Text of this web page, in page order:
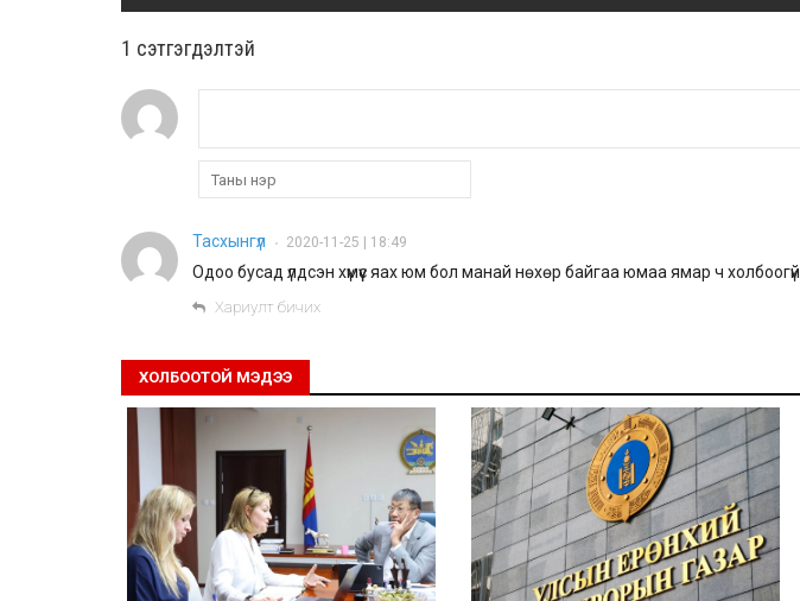
1 сэтгэгдэлтэй
Тасхынгүл • 2020-11-25 | 18:49
Одоо бусад үлдсэн хүмүүс яах юм бол манай нөхөр байгаа юмаа ямар ч холбоогүй
Хариулт бичих
ХОЛБООТОЙ МЭДЭЭ